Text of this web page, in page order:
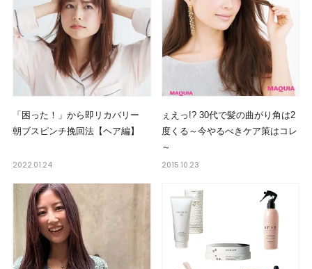
「困った！」から即リカバリー
朝ブスピンチ挽回法【ヘア編】
2022.01.24
ぇえっ!? 30代で髪の曲がり角は2
度くる～今やるべきケア策はコレ
～
2015.10.23